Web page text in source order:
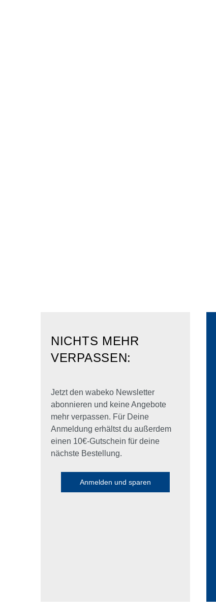
NICHTS MEHR
VERPASSEN:
Jetzt den wabeko Newsletter
abonnieren und keine Angebote
mehr verpassen. Für Deine
Anmeldung erhältst du außerdem
einen 10€-Gutschein für deine
nächste Bestellung.
Anmelden und sparen